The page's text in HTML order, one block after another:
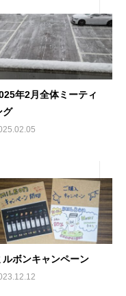
年2月全体ミーティ
グ
ルボンキャンペーン